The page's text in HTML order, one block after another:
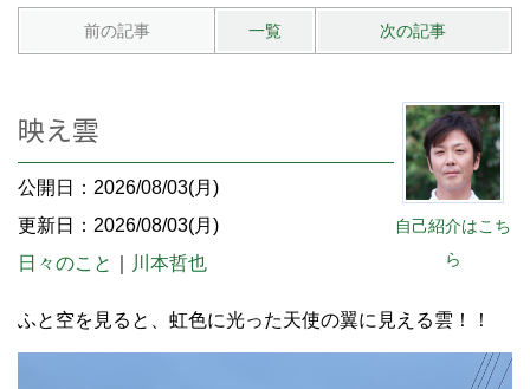
前の記事 一覧 次の記事
自己紹介はこち
ら
映え雲
公開日：2026/08/03(月)
更新日：2026/08/03(月)
日々のこと
川本哲也
ふと空を見ると、虹色に光った天使の翼に見える雲！！